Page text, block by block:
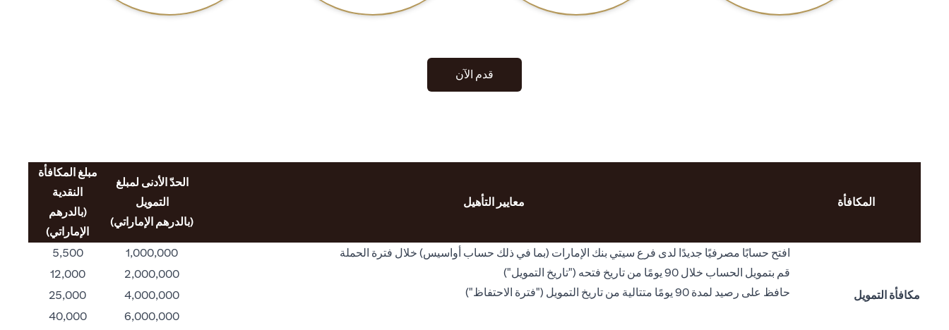
قدم الآن
المكافأة معايير التأهيل
الحدّ الأدنى لمبلغ
التمويل
(بالدرهم الإماراتي)
مبلغ المكافأة
النقدية
(بالدرهم
الإماراتي)
مكافأة التمويل
افتح حسابًا مصرفيًا جديدًا لدى فرع سيتي بنك الإمارات (بما في ذلك حساب أواسيس) خلال فترة الحملة
قم بتمويل الحساب خلال 90 يومًا من تاريخ فتحه ("تاريخ التمويل")
حافظ على رصيد لمدة 90 يومًا متتالية من تاريخ التمويل ("فترة الاحتفاظ")
1,000,000
5,500
2,000,000
12,000
4,000,000
25,000
6,000,000
40,000